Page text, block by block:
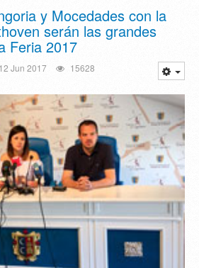
y Mocedades con la
serán las grandes
Feria 2017
12 Jun 2017 15628